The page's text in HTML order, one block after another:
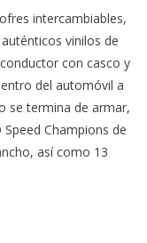
intercambiables,
vinilos de
con casco y
del automóvil a
se termina de armar,
Speed Champions de
así como 13